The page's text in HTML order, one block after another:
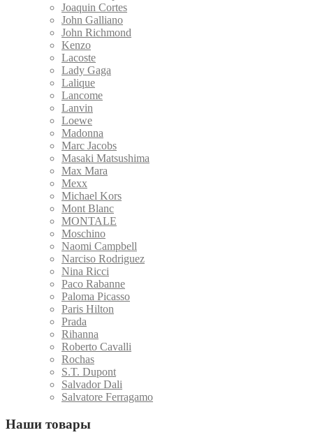
Joaquin Cortes
John Galliano
John Richmond
Kenzo
Lacoste
Lady Gaga
Lalique
Lancome
Lanvin
Loewe
Madonna
Marc Jacobs
Masaki Matsushima
Max Mara
Mexx
Michael Kors
Mont Blanc
MONTALE
Moschino
Naomi Campbell
Narciso Rodriguez
Nina Ricci
Paco Rabanne
Paloma Picasso
Paris Hilton
Prada
Rihanna
Roberto Cavalli
Rochas
S.T. Dupont
Salvador Dali
Salvatore Ferragamo
Наши товары